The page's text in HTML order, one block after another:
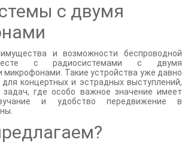
с двумя
и возможности беспроводной
с радиосистемами с двумя
Такие устройства уже давно
концертных и эстрадных выступлений,
где особо важное значение имеет
и удобство передвижение в